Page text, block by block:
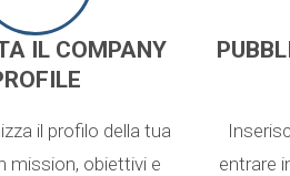
IL COMPANY
il profilo della tua
mission, obiettivi e
entrare